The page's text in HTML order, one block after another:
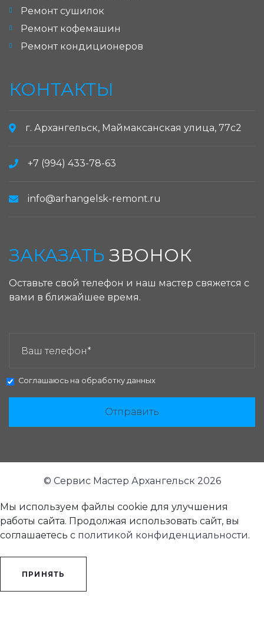
Ремонт сушилок
Ремонт кофемашин
Ремонт кондиционеров
КОНТАКТЫ
г. Архангельск, Маймаксанская улица, 77с2
+7 (994) 433-78-63
info@arhangelsk-remont.ru
ЗАКАЗАТЬ ЗВОНОК
Оставьте свой телефон и наш мастер свяжется с
вами в ближайшее время.
Соглашаюсь на обработку данных
Отправить
© Сервис Мастер Архангельск 2026
Мы используем файлы cookie для улучшения
работы сайта. Продолжая использовать сайт, вы
соглашаетесь с политикой конфиденциальности.
ПРИНЯТЬ